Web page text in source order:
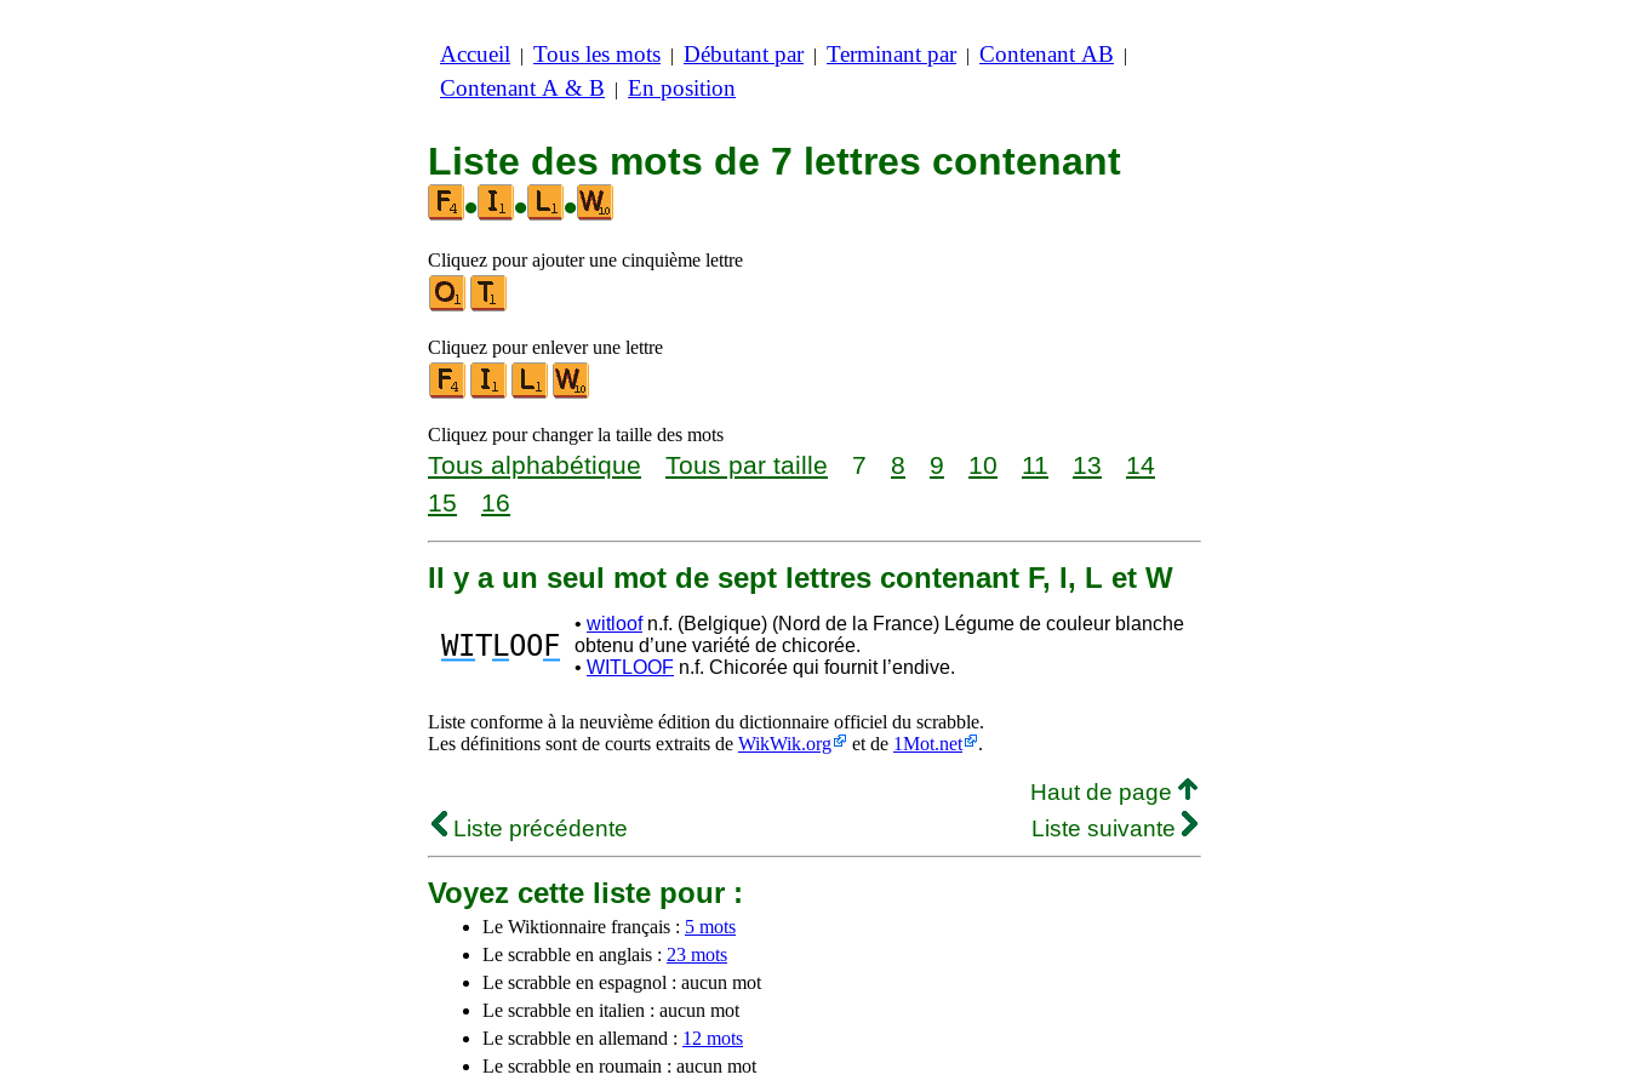
Accueil | Tous les mots | Débutant par| Terminant par| Contenant AB |
Contenant A & B | En position
Liste des mots de 7 lettres contenant
•
• •
Cliquez pour ajouter une cinquième lettre
Cliquez pour enlever une lettre
Cliquez pour changer la taille des mots
Tous alphabétique Tous par taille 7 8 9 10 11 13
14
15
16
Il y a un seul mot de sept lettres contenant F, I, L et W
WITLOO F
• witloofn.f. (Belgique) (Nord de la France) Légume de couleur blanche
obtenu d’une variété de chicorée.
• WITLOOF n.f. Chicorée qui fournit l’endive.
Liste conforme à la neuvième édition du dictionnaire officiel du scrabble.
Les définitions sont de courts extraits de WikWik.org et de 1Mot.net .
Haut de page
Liste précédente
Liste suivante
Voyez cette liste pour :
Le Wiktionnaire français : 5 mots
Le scrabble en anglais : 23 mots
Le scrabble en espagnol : aucun mot
Le scrabble en italien : aucun mot
Le scrabble en allemand : 12 mots
Le scrabble en roumain : aucun mot